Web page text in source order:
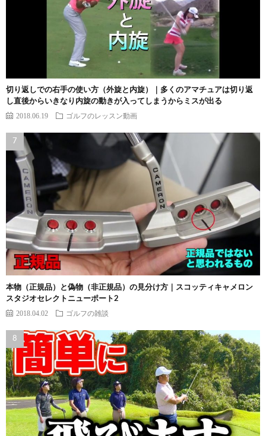
切り返しでの右手の使い方（外旋と内旋）｜多くのアマチュアは切り返
し直後からいきなり内旋の動きが入ってしまうからミスが出る
2018.06.19 ゴルフのレッスン動画
本物（正規品）と偽物（非正規品）の見分け方｜スコッティキャメロン
スタジオセレクトニューポート2
2018.04.02 ゴルフの雑談